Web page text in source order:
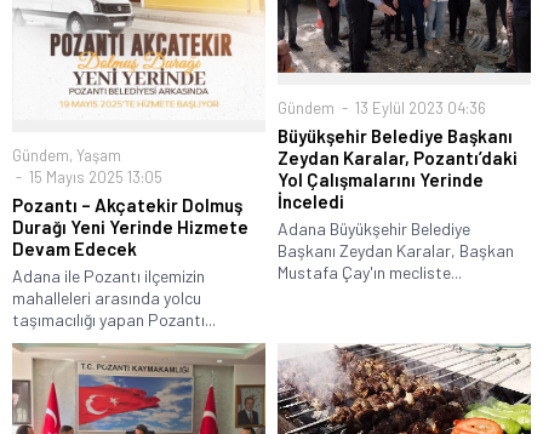
Gündem, Yaşam
15 Mayıs 2025 13:05
Pozantı – Akçatekir Dolmuş
Durağı Yeni Yerinde Hizmete
Devam Edecek
Adana ile Pozantı ilçemizin
mahalleleri arasında yolcu
taşımacılığı yapan Pozantı...
Gündem 13 Eylül 2023 04:36
Büyükşehir Belediye Başkanı
Zeydan Karalar, Pozantı’daki
Yol Çalışmalarını Yerinde
İnceledi
Adana Büyükşehir Belediye
Başkanı Zeydan Karalar, Başkan
Mustafa Çay'ın mecliste...